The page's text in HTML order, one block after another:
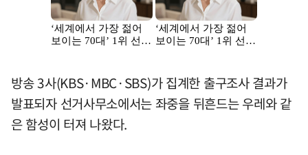
방송 3사(KBS·MBC·SBS)가 집계한 출구조사 결과가
발표되자 선거사무소에서는 좌중을 뒤흔드는 우레와 같
은 함성이 터져 나왔다.